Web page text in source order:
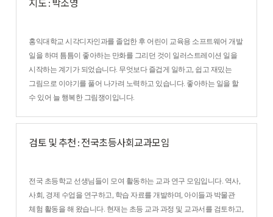
지도 : 박소영
홍익대학교 시각디자인과를 졸업한 후 어린이 교육용 소프트웨어 개발
일을 하며 틈틈이 좋아하는 만화를 그리던 것이 일러스트레이션 일을
시작하는 계기가 되었습니다. 무엇보다 즐겁게 일하고, 쉽고 재밌는
그림으로 이야기를 풀어 나가려 노력하고 있습니다. 좋아하는 일을 할
수 있어 늘 행복한 그림쟁이입니다.
검토 및 추천 : 전국초등사회교과모임
전국 초등학교 선생님들이 모여 활동하는 교과 연구 모임입니다. 역사,
사회, 경제 수업을 연구하고, 학습 자료를 개발하며, 아이들과 박물관
체험 활동을 해 왔습니다. 현재는 초등 교과 과정 및 교과서를 검토하고,